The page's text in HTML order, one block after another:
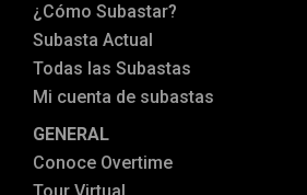
¿Cómo Subastar?
Subasta Actual
Todas las Subastas
Mi cuenta de subastas
GENERAL
Conoce Overtime